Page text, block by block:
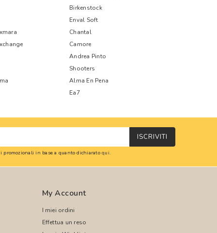
Birkenstock
Enval Soft
Chantal
Camore
Andrea Pinto
Shooters
Alma En Pena
Ea7
ISCRIVITI
promozionali in base a quanto dichiaratoqui.
My Account
I miei ordini
Effettua un reso